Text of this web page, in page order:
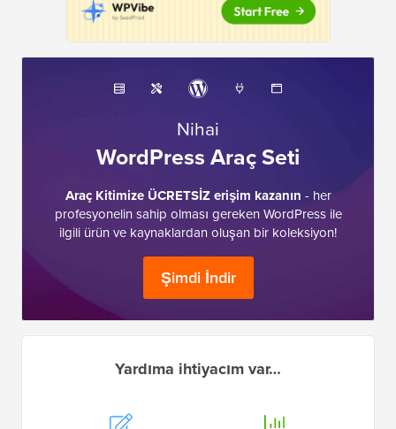
Nihai
WordPress Araç Seti
Araç Kitimize ÜCRETSİZ erişim kazanın - her
profesyonelin sahip olması gereken WordPress ile
ilgili ürün ve kaynaklardan oluşan bir koleksiyon!
Şimdi İndir
Yardıma ihtiyacım var…